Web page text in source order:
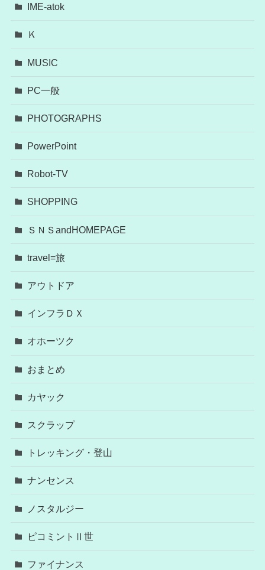
IME-atok
Ｋ
MUSIC
PC一般
PHOTOGRAPHS
PowerPoint
Robot-TV
SHOPPING
ＳＮＳandHOMEPAGE
travel=旅
アウトドア
インフラＤＸ
オホーツク
おまとめ
カヤック
スクラップ
トレッキング・登山
ナンセンス
ノスタルジー
ピコミントⅡ世
ファイナンス